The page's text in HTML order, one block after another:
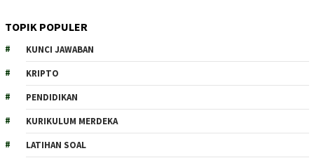
TOPIK POPULER
KUNCI JAWABAN
KRIPTO
PENDIDIKAN
KURIKULUM MERDEKA
LATIHAN SOAL